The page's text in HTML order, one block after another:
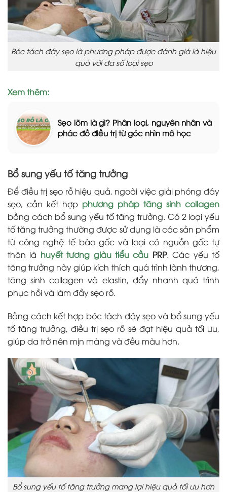
Bóc tách đáy sẹo là phương pháp được đánh giá là hiệu
quả với đa số loại sẹo
Xem thêm:
Sẹo lõm là gì? Phân loại, nguyên nhân và
phác đồ điều trị từ góc nhìn mô học
Bổ sung yếu tố tăng trưởng
Để điều trị sẹo rỗ hiệu quả, ngoài việc giải phóng đáy
sẹo, cần kết hợp phương pháp tăng sinh collagen
bằng cách bổ sung yếu tố tăng trưởng. Có 2 loại yếu
tố tăng trưởng thường được sử dụng là các sản phẩm
từ công nghệ tế bào gốc và loại có nguồn gốc tự
thân là huyết tương giàu tiểu cầu PRP. Các yếu tố
tăng trưởng này giúp kích thích quá trình lành thương,
tăng sinh collagen và elastin, đẩy nhanh quá trình
phục hồi và làm đầy sẹo rỗ.
Bằng cách kết hợp bóc tách đáy sẹo và bổ sung yếu
tố tăng trưởng, điều trị sẹo rỗ sẽ đạt hiệu quả tối ưu,
giúp da trở nên mịn màng và đều màu hơn.
Bổ sung yếu tố tăng trưởng mang lại hiệu quả tối ưu hơn